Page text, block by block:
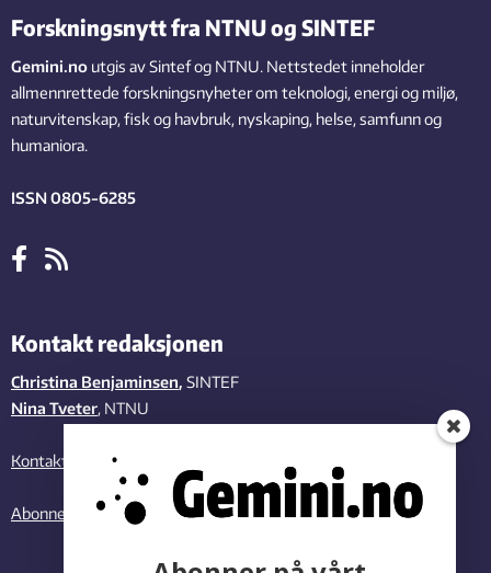
Forskningsnytt fra NTNU og SINTEF
Gemini.no utgis av Sintef og NTNU. Nettstedet inneholder
allmennrettede forskningsnyheter om teknologi, energi og miljø,
naturvitenskap, fisk og havbruk, nyskaping, helse, samfunn og
humaniora.
ISSN 0805-6285
Kontakt redaksjonen
Christina Benjaminsen, SINTEF
Nina Tveter, NTNU
Kontakt oss
Abonner på vårt nyhetsbrev